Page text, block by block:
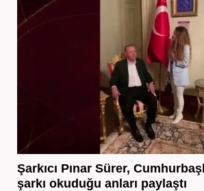
Şarkıcı Pınar Sürer,
şarkı okuduğu anları paylaştı